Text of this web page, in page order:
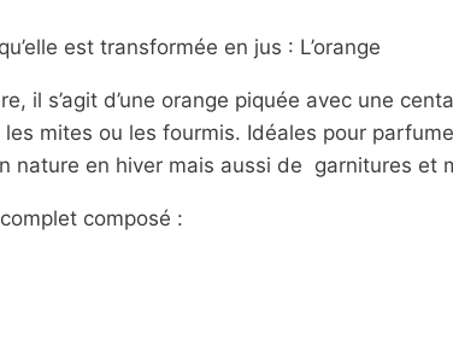
est transformée en jus : L’orange
il s’agit d’une orange piquée avec une
mites ou les fourmis. Idéales pour
nature en hiver mais aussi de garnitures et
composé :